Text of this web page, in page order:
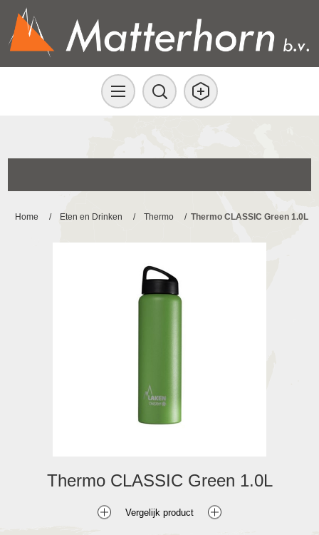
Home / Eten en Drinken / Thermo / Thermo CLASSIC Green 1.0L
Thermo CLASSIC Green 1.0L